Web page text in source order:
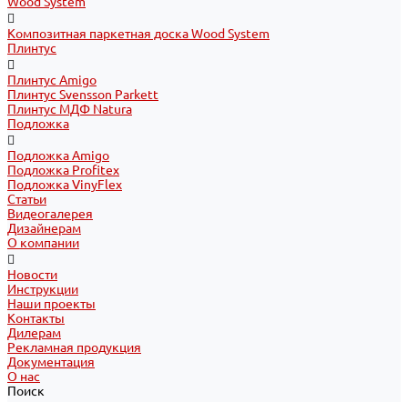
Композитная паркетная доска Wood System
Плинтус
Плинтус Amigo
Плинтус Svensson Parkett
Плинтус МДФ Natura
Подложка
Подложка Amigo
Подложка Profitex
Подложка VinyFlex
Статьи
Видеогалерея
Дизайнерам
О компании
Новости
Инструкции
Наши проекты
Контакты
Дилерам
Рекламная продукция
Документация
О нас
Поиск